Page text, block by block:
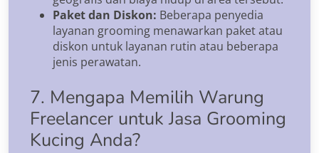
Paket dan Diskon: Beberapa penyedia
layanan grooming menawarkan paket atau
diskon untuk layanan rutin atau beberapa
jenis perawatan.
7. Mengapa Memilih Warung
Freelancer untuk Jasa Grooming
Kucing Anda?